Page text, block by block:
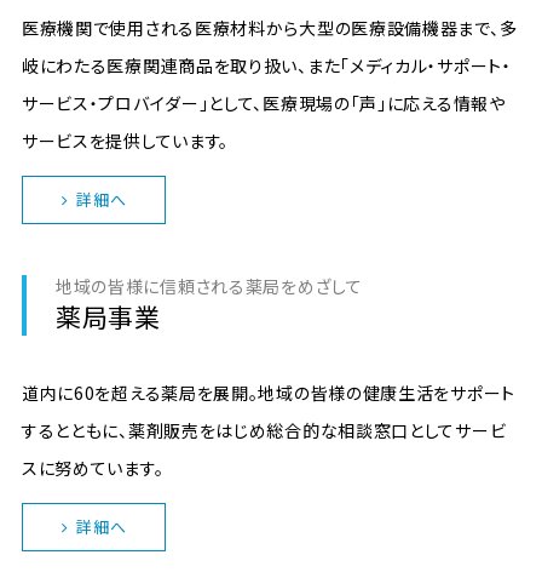
医療機関で使用される医療材料から大型の医療設備機器まで、多
岐にわたる医療関連商品を取り扱い、また「メディカル・サポート・
サービス・プロバイダー」として、医療現場の「声」に応える情報や
サービスを提供しています。
詳細へ
地域の皆様に信頼される薬局をめざして
薬局事業
道内に60を超える薬局を展開。地域の皆様の健康生活をサポート
するとともに、薬剤販売をはじめ総合的な相談窓口としてサービ
スに努めています。
詳細へ